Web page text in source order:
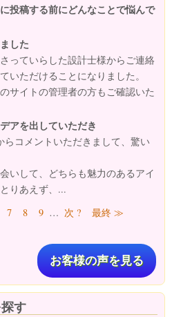
投稿する前にどんなことで悩んで
した
っていらした設計士様からご連絡
いただけることになりました。
サイトの管理者の方もご確認いた
アを出していただき
らコメントいただきまして、驚い
いして、どちらも魅力のあるアイ
りあえず、...
7 8 9 … 次 ? 最終 ≫
お客様の声を見る
す